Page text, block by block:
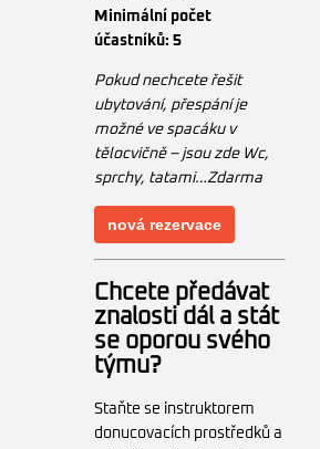
Minimální počet
účastníků: 5
Pokud nechcete řešit
ubytování, přespání je
možné ve spacáku v
tělocvičně – jsou zde Wc,
sprchy, tatami…Zdarma
nová rezervace
Chcete předávat
znalosti dál a stát
se oporou svého
týmu?
Staňte se instruktorem
donucovacích prostředků a